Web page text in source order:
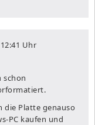
Uhr
schon
die Platte genauso
PC kaufen und